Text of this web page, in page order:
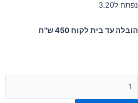
נפתח ל3.20
הובלה עד בית לקוח 450 ש"ח